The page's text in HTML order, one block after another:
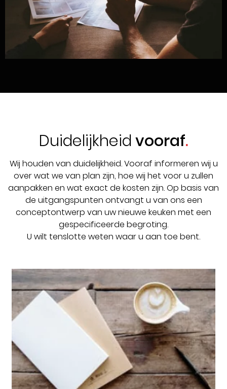
Duidelijkheidvooraf
Wij houden van duidelijkheid. Vooraf informeren wij u
over wat we van plan zijn, hoe wij het voor u zullen
aanpakken en wat exact de kosten zijn. Op basis van
de uitgangspunten ontvangt u van ons een
conceptontwerp van uw nieuwe keuken met een
gespecificeerde begroting.
U wilt tenslotte weten waar u aan toe bent.